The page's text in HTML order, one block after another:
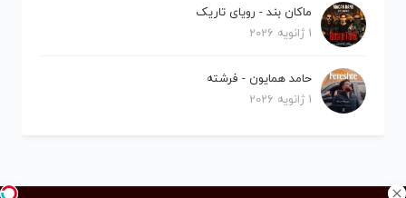
ماکان بند - رویای تاریک
1 ژانویه 2026
حامد همایون - فرشته
1 ژانویه 2026